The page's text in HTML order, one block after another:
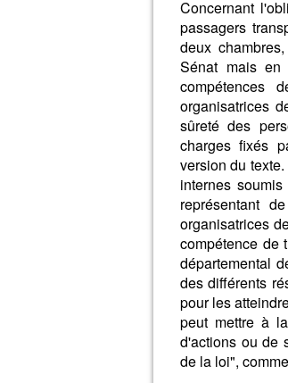
Concernant
passagers
deux
Sénat mais en
compétences
organisatrices
sûreté des
charges fixés
version du
internes
représentant
organisatrices
compétence de
départemental
des différents
pour les
peut mettre à
d'actions ou de
de la loi",